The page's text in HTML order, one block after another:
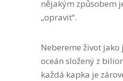
nějakým způsobem
„opravit“.
Nebereme život jako
oceán složený z
každá kapka je